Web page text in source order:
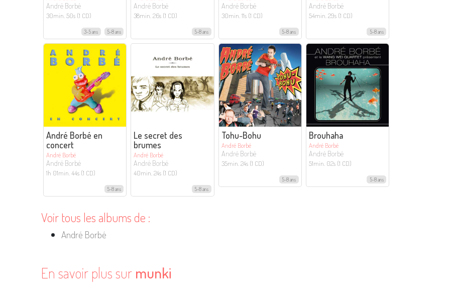
André Borbé
30min. 50s (1 CD)
3-5 ans 5-8 ans
André Borbé
38min. 26s (1 CD)
5-8 ans
André Borbé
30min. 11s (1 CD)
5-8 ans
André Borbé
54min. 29s (1 CD)
5-8 ans
André Borbé en
concert
André Borbé
André Borbé
1h 01min. 44s (1 CD)
5-8 ans
Le secret des
brumes
André Borbé
André Borbé
40min. 24s (1 CD)
5-8 ans
Tohu-Bohu
André Borbé
André Borbé
35min. 24s (1 CD)
5-8 ans
Brouhaha
André Borbé
André Borbé
51min. 02s (1 CD)
5-8 ans
Voir tous les albums de :
André Borbé
En savoir plus sur munki